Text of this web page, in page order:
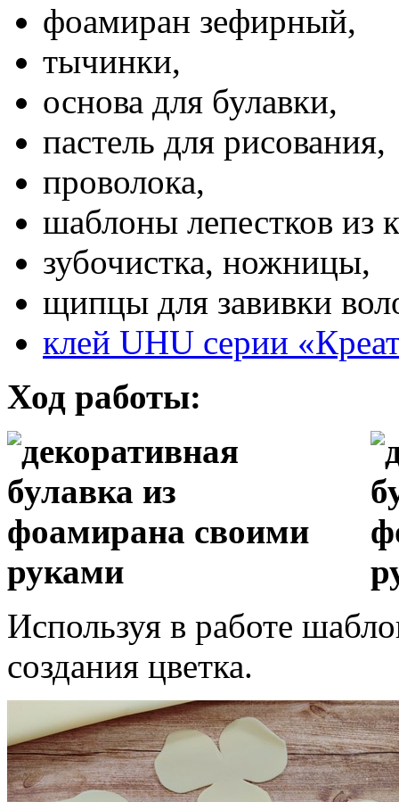
фоамиран зефирный,
тычинки,
основа для булавки,
пастель для рисования,
проволока,
шаблоны лепестков из
зубочистка, ножницы,
щипцы для завивки
клей UHU серии
Ход работы:
Используя в работе
создания цветка.